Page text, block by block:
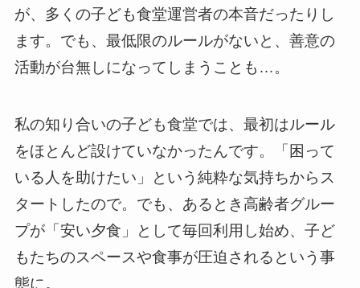
が、多くの子ども食堂運営者の本音だったりし
ます。でも、最低限のルールがないと、善意の
活動が台無しになってしまうことも…。
私の知り合いの子ども食堂では、最初はルール
をほとんど設けていなかったんです。「困って
いる人を助けたい」という純粋な気持ちからス
タートしたので。でも、あるとき高齢者グルー
プが「安い夕食」として毎回利用し始め、子ど
もたちのスペースや食事が圧迫されるという事
態に。